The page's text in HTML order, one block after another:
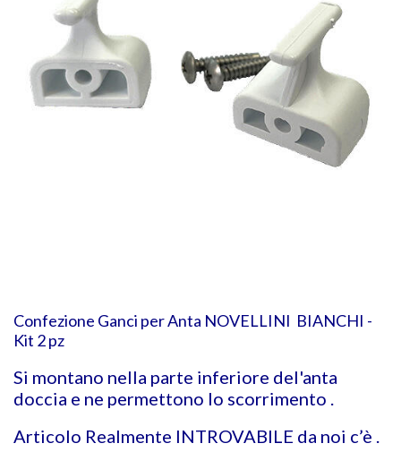
Confezione Ganci per Anta NOVELLINI BIANCHI -
Kit 2 pz
Si montano nella parte inferiore del'anta
doccia e ne permettono lo scorrimento .
Articolo Realmente INTROVABILE da noi c’è .